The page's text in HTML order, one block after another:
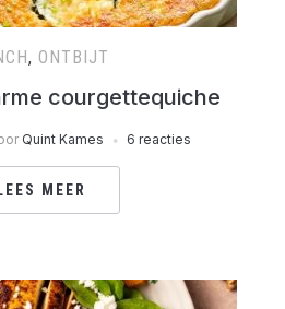
, ONTBIJT
courgettequiche
Quint Kames 6 reacties
LEES MEER